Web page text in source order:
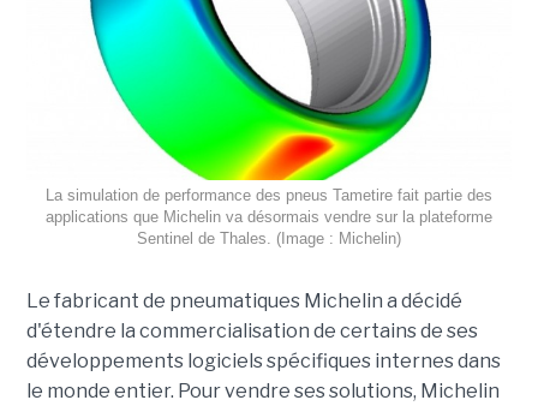
La simulation de performance des pneus Tametire fait partie des
applications que Michelin va désormais vendre sur la plateforme
Sentinel de Thales. (Image : Michelin)
Le fabricant de pneumatiques Michelin a décidé
d'étendre la commercialisation de certains de ses
développements logiciels spécifiques internes dans
le monde entier. Pour vendre ses solutions, Michelin